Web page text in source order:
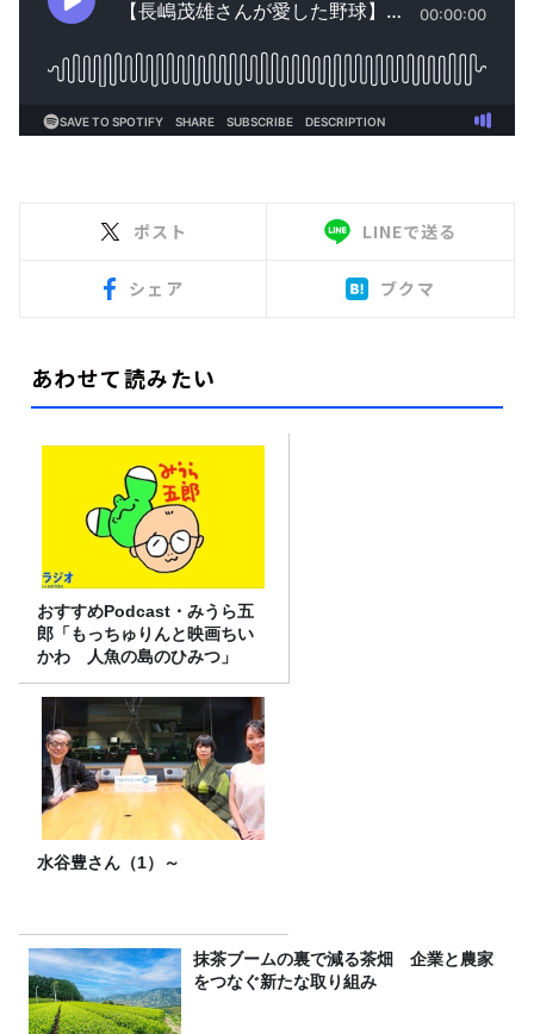
ポスト LINEで送る
シェア ブクマ
あわせて読みたい
おすすめPodcast・みうら五
郎「もっちゅりんと映画ちい
かわ 人魚の島のひみつ」
水谷豊さん（1）～
抹茶ブームの裏で減る茶畑 企業と農家
をつなぐ新たな取り組み